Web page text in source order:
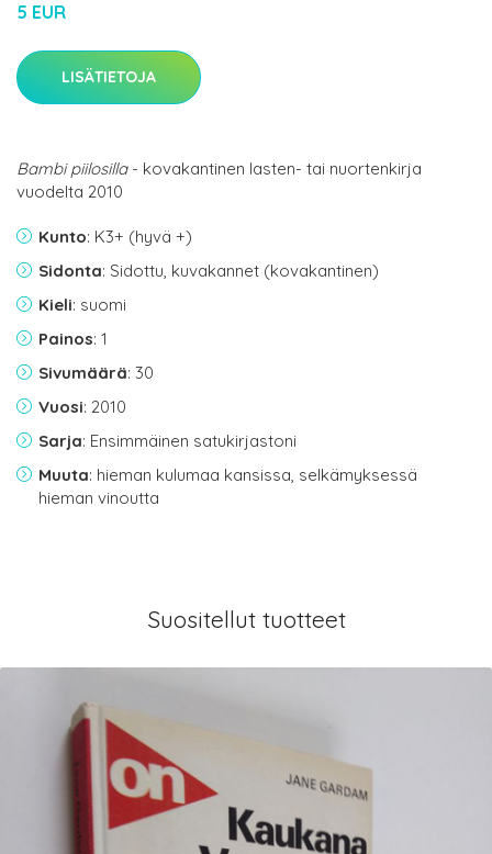
5 EUR
LISÄTIETOJA
Bambi piilosilla- kovakantinen lasten- tai nuortenkirja
vuodelta 2010
Kunto: K3+ (hyvä +)
Sidonta: Sidottu, kuvakannet (kovakantinen)
Kieli: suomi
Painos: 1
Sivumäärä: 30
Vuosi: 2010
Sarja: Ensimmäinen satukirjastoni
Muuta: hieman kulumaa kansissa, selkämyksessä
hieman vinoutta
Suositellut tuotteet